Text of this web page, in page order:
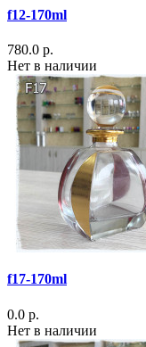
f12-170ml
780.0 р.
Нет в наличии
f17-170ml
0.0 р.
Нет в наличии